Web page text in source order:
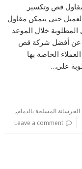
قص وتكسير
حتى يتمكن مقاول
المطلوبة خلال الموعد
عن أفضل شركة قص
الخاصة بها
على…
المسلحة بالدمام,
Leave a comment